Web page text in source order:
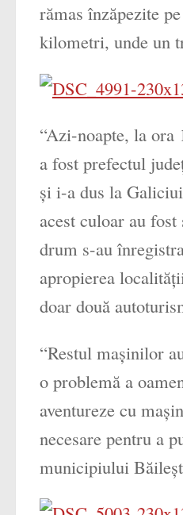
rămas înzăpezite
kilometri, unde un
“Azi-noapte, la
a fost prefectul
şi i-a dus la
acest culoar au
drum s-au
apropierea
doar două
“Restul maşinilor
o problemă a
aventureze cu
necesare pentru a
municipiului